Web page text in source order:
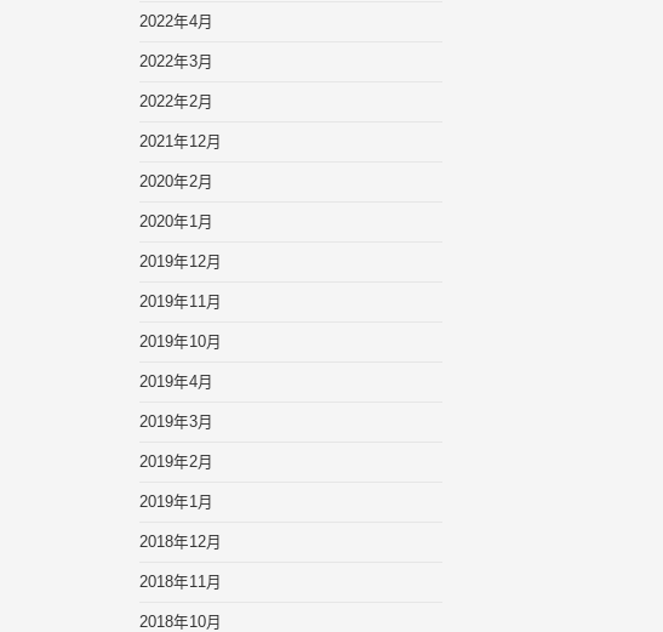
2022年4月
2022年3月
2022年2月
2021年12月
2020年2月
2020年1月
2019年12月
2019年11月
2019年10月
2019年4月
2019年3月
2019年2月
2019年1月
2018年12月
2018年11月
2018年10月